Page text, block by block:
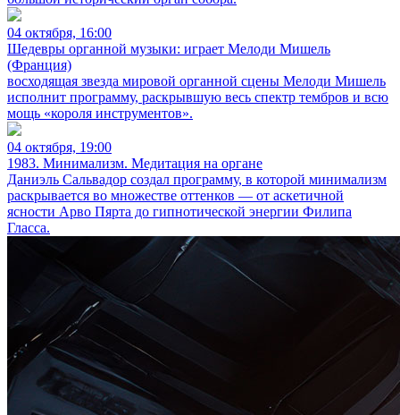
04 октября, 16:00
Шедевры органной музыки: играет Мелоди Мишель
(Франция)
восходящая звезда мировой органной сцены Мелоди Мишель
исполнит программу, раскрывшую весь спектр тембров и всю
мощь «короля инструментов».
04 октября, 19:00
1983. Минимализм. Медитация на органе
Даниэль Сальвадор создал программу, в которой минимализм
раскрывается во множестве оттенков — от аскетичной
ясности Арво Пярта до гипнотической энергии Филипа
Гласса.